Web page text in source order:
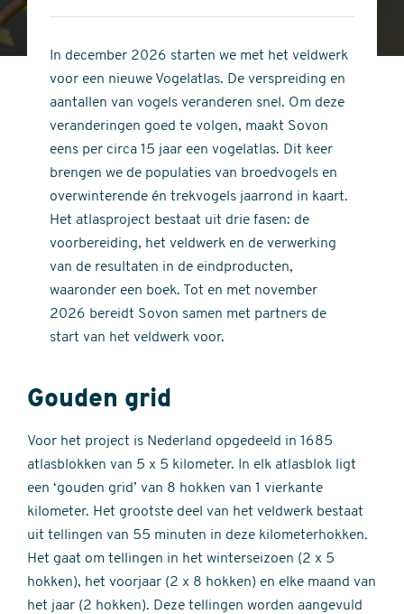
stars
of
stars
In december 2026 starten we met het veldwerk
voor een nieuwe Vogelatlas. De verspreiding en
aantallen van vogels veranderen snel. Om deze
veranderingen goed te volgen, maakt Sovon
eens per circa 15 jaar een vogelatlas. Dit keer
brengen we de populaties van broedvogels en
overwinterende én trekvogels jaarrond in kaart.
Het atlasproject bestaat uit drie fasen: de
voorbereiding, het veldwerk en de verwerking
van de resultaten in de eindproducten,
waaronder een boek. Tot en met november
2026 bereidt Sovon samen met partners de
start van het veldwerk voor.
Gouden grid
Voor het project is Nederland opgedeeld in 1685
atlasblokken van 5 x 5 kilometer. In elk atlasblok ligt
een ‘gouden grid’ van 8 hokken van 1 vierkante
kilometer. Het grootste deel van het veldwerk bestaat
uit tellingen van 55 minuten in deze kilometerhokken.
Het gaat om tellingen in het winterseizoen (2 x 5
hokken), het voorjaar (2 x 8 hokken) en elke maand van
het jaar (2 hokken). Deze tellingen worden aangevuld